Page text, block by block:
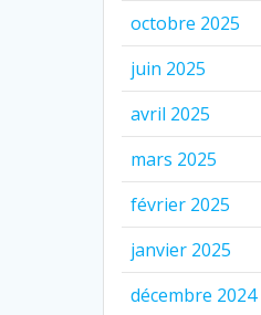
octobre 2025
juin 2025
avril 2025
mars 2025
février 2025
janvier 2025
décembre 2024